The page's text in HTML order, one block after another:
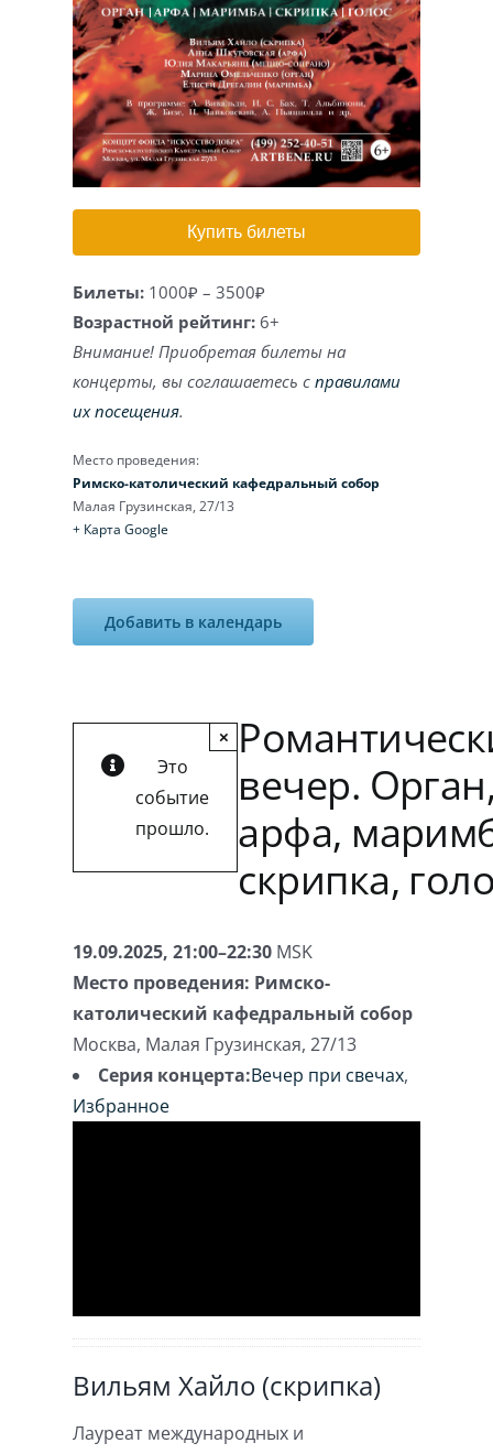
Игра на органе
Купить билеты
Билеты: 1000₽ – 3500₽
Возрастной рейтинг: 6+
Внимание! Приобретая билеты на
концерты, вы соглашаетесь справилами
их посещения.
Место проведения:
Римско-католический кафедральный собор
Малая Грузинская, 27/13
+ Карта Google
Добавить в календарь
Это
событие
прошло.
×
вечер.
арфа,
скрипка,
19.09.2025, 21:00–22:30 MSK
Место проведения: Римско-
католический кафедральный собор
Москва, Малая Грузинская, 27/13
Серия концерта:Вечер при свечах,
Избранное
Вильям Хайло (скрипка)
Лауреат международных и